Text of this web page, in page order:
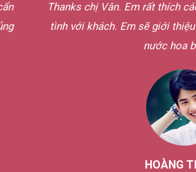
chị Vân. Em rất thích cách phục vụ bên
khách. Em sẽ giới thiệu cho bạn bè của
nước hoa bên chị.
HOÀNG THUẬN